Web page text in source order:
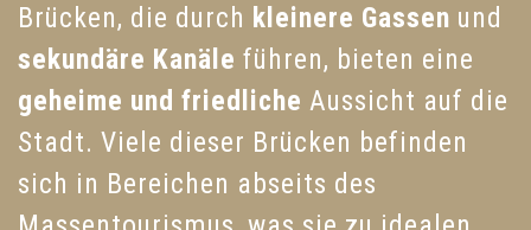
Brücken, die durch kleinere Gassen und
sekundäre Kanäle führen, bieten eine
geheime und friedliche Aussicht auf die
Stadt. Viele dieser Brücken befinden
sich in Bereichen abseits des